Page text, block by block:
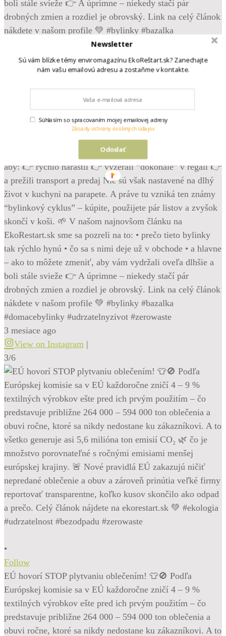
Krásne, svieže bylinky z obchodu – bazalka, mäta,
pažítka… Vyzerajú, že vám poslúžia celé týždne. Možno
mesiace. A potom príde realita. Žltnú. Vädnú. Hneď po pár
dňoch hynú. Ale pravda je, že problém často nie je u vás
doma. Väčšina byliniek z obchodov je totiž pestovaná tak,
aby: 👉 rýchlo narástli 👉 vyzerali “dokonalé” v regáli 👉
a prežili transport a predaj Nie sú však nastavené na dlhý
život v kuchyni na parapete. A práve tu vzniká ten známy
“bylinkový cyklus” – kúpite, použijete pár listov a zvyšok
skončí v koši. 🌱 V našom najnovšom článku na
EkoRestart.sk sme sa pozreli na to: • prečo tieto bylinky
tak rýchlo hynú • čo sa s nimi deje už v obchode • a hlavne
– ako to môžete zmeniť, aby vám vydržali oveľa dlhšie a
boli stále svieže 👉 A úprimne – niekedy stačí pár
drobných zmien a rozdiel je obrovský. Link na celý článok
nákdete v našom profile 💚 #bylinky #bazalka
#domacebylinky #udrzatelnyzivot #zerowaste
3 mesiace ago
View on Instagram |
3/6
•
Follow
EÚ hovorí STOP plytvaniu oblečením! 👕🚫 Podľa
Európskej komisie sa v EÚ každoročne zničí 4 – 9 %
textilných výrobkov ešte pred ich prvým použitím – čo
predstavuje približne 264 000 – 594 000 ton oblečenia a
obuvi ročne, ktoré sa nikdy nedostane ku zákazníkovi. A to
Newsletter
Sú vám blízke témy enviromagazínu EkoReštart.sk? Zanechajte
nám vašu emailovú adresu a zostaňme v kontakte.
Odoslať
Súhlasím so spracovaním mojej emailovej adresy
Zásady ochrany osobných údajov